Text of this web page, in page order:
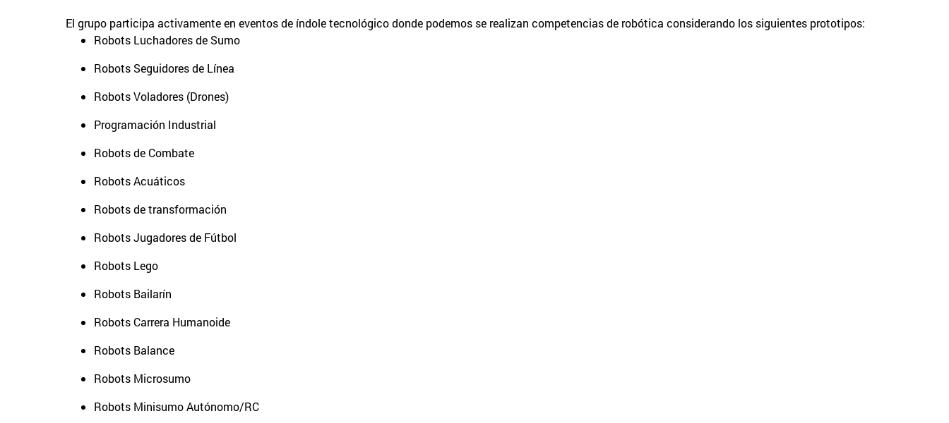
El grupo participa activamente en eventos de índole tecnológico donde podemos se realizan competencias de robótica considerando los siguientes prototipos:
Robots Luchadores de Sumo
Robots Seguidores de Línea
Robots Voladores (Drones)
Programación Industrial
Robots de Combate
Robots Acuáticos
Robots de transformación
Robots Jugadores de Fútbol
Robots Lego
Robots Bailarín
Robots Carrera Humanoide
Robots Balance
Robots Microsumo
Robots Minisumo Autónomo/RC